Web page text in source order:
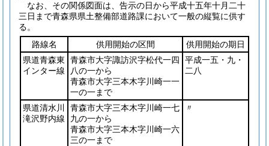
なお、その関係図面は、告示の日から平成十五年十月二十
三日まで青森県県土整備部道路課において一般の縦覧に供す
る。
路線名
供用開始の区間
供用開始の期日
県道青森東
インター線
青森市大字諏訪沢字松代一四
八の一から
青森市大字三本木字川崎一一
一の一まで
平成一五・九・
二八
県道清水川
滝沢野内線
青森市大字三本木字川崎一七
九の一から
青森市大字三本木字川崎一六
三の一まで
〃